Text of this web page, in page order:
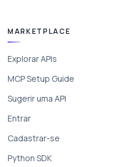
MARKETPLACE
Explorar APIs
MCP Setup Guide
Sugerir uma API
Entrar
Cadastrar-se
Python SDK